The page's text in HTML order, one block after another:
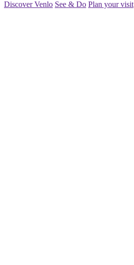
Discover Venlo See & Do Plan your visit